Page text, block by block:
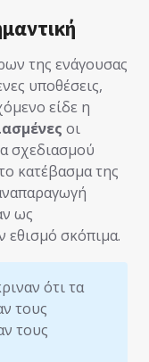
της ενάγουσας
υποθέσεις,
είδε η
οι
σχεδιασμού
κατέβασμα της
ως
εθισμό σκόπιμα.
ότι τα
τους
τους